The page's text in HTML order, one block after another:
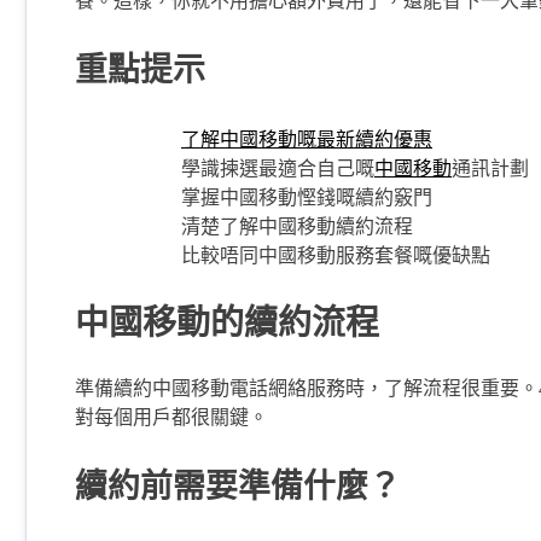
重點提示
了解中國移動嘅最新續約優惠
學識揀選最適合自己嘅中國移動通訊計劃
掌握中國移動慳錢嘅續約竅門
清楚了解中國移動續約流程
比較唔同中國移動服務套餐嘅優缺點
中國移動的續約流程
準備續約中國移動電話網絡服務時，了解流程很重要
對每個用戶都很關鍵。
續約前需要準備什麼？